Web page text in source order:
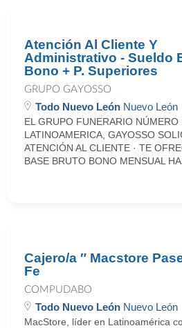
Atención Al Cliente Y
Administrativo - Sueldo
Bono + P. Superiores
GRUPO GAYOSSO
Todo Nuevo León Nuevo León
EL GRUPO FUNERARIO NÚMERO
LATINOAMERICA, GAYOSSO
ATENCIÓN AL CLIENTE · TE
BASE BRUTO BONO MENSUAL
Cajero/a ″ Macstore
Fe
COMPUDABO
Todo Nuevo León Nuevo León
MacStore, líder en Latinoamérica